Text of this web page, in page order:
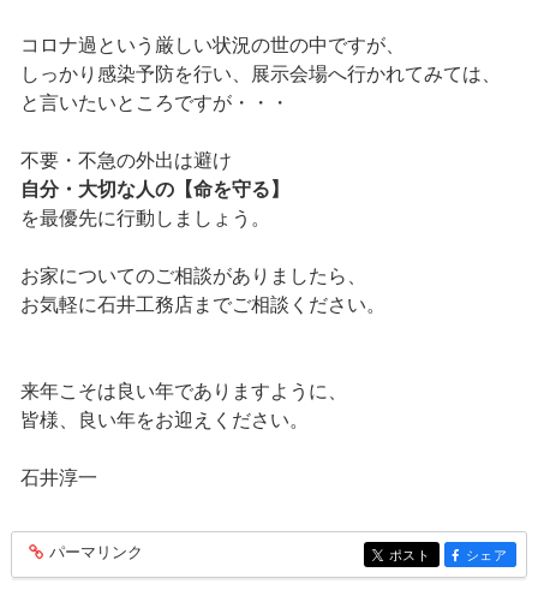
コロナ過という厳しい状況の世の中ですが、
しっかり感染予防を行い、展示会場へ行かれてみては、
と言いたいところですが・・・
不要・不急の外出は避け
自分・大切な人の【命を守る】
を最優先に行動しましょう。
お家についてのご相談がありましたら、
お気軽に石井工務店までご相談ください。
来年こそは良い年でありますように、
皆様、良い年をお迎えください。
石井淳一
entry172
パーマリンク entry172
ポスト entry172
シェア